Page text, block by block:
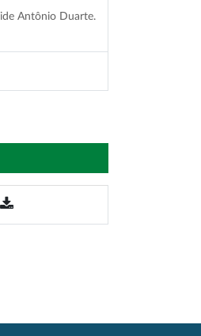
Antônio Duarte.